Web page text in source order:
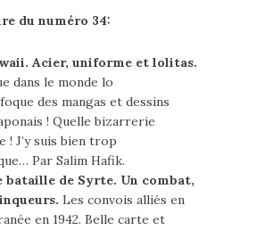
du numéro 34:
Acier, uniforme et lolitas.
dans le monde lo
des mangas et dessins
! Quelle bizarrerie
! J’y suis bien trop
Par Salim Hafik.
bataille de Syrte. Un combat,
Les convois alliés en
en 1942. Belle carte et